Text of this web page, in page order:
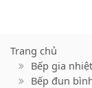
Trang chủ
Bếp gia
Bếp đun